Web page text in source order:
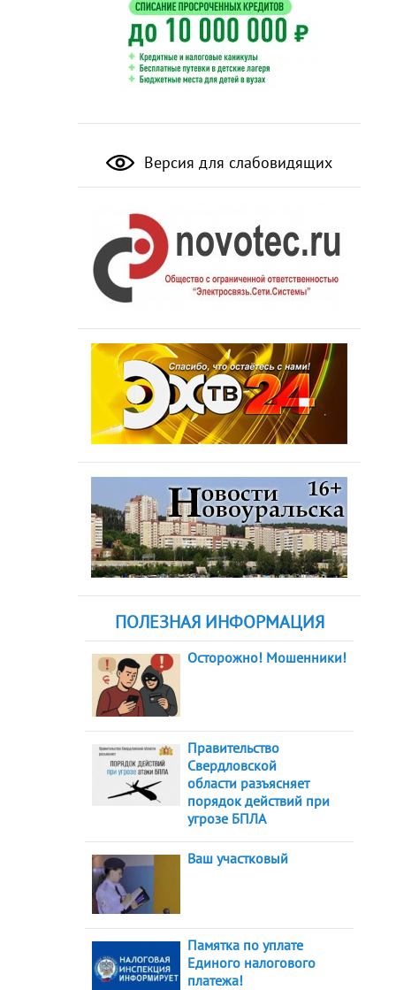
Версия для слабовидящих
ПОЛЕЗНАЯ ИНФОРМАЦИЯ
Осторожно! Мошенники!
Правительство
Свердловской
области разъясняет
порядок действий при
угрозе БПЛА
Ваш участковый
Памятка по уплате
Единого налогового
платежа!